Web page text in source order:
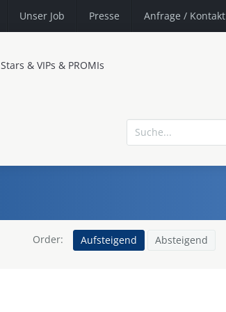
Unser Job Presse Anfrage / Kontakt
Stars & VIPs & PROMIs
Order: Aufsteigend Absteigend